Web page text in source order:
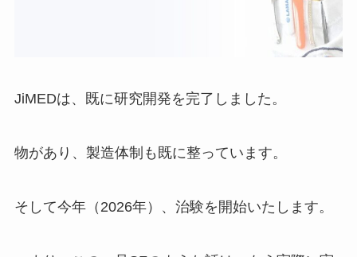
JiMEDは、既に研究開発を完了しました。
物があり、製造体制も既に整っています。
そして今年（2026年）、治験を開始いたします。